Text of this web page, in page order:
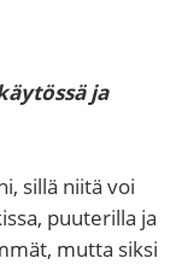
ja
sillä niitä voi
puuterilla ja
mutta siksi